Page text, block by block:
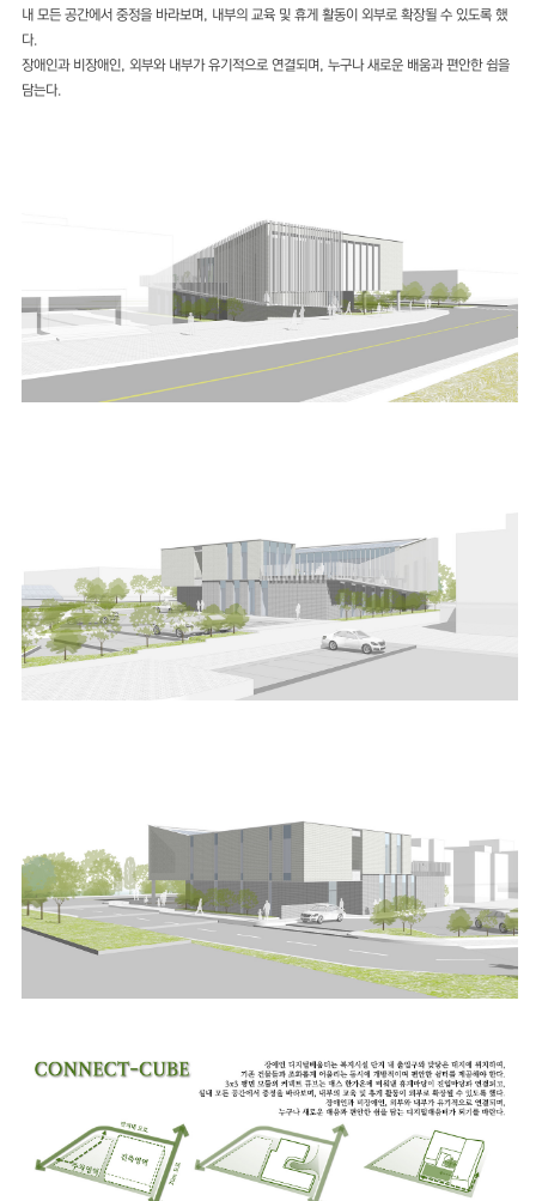
내 모든 공간에서 중정을 바라보며, 내부의 교육 및 휴게 활동이 외부로 확장될 수 있도록 했
다.
장애인과 비장애인, 외부와 내부가 유기적으로 연결되며, 누구나 새로운 배움과 편안한 쉼을
담는다.